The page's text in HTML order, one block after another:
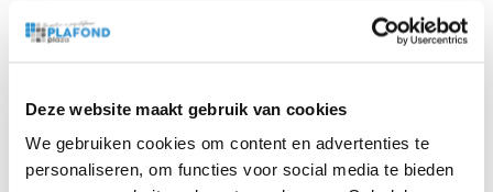
Deze website maakt gebruik van cookies
We gebruiken cookies om content en advertenties te
personaliseren, om functies voor social media te bieden
NCS S 2555-B20G.Deze plafondplaten zijn egaal gekleurd
en hebben een gladde oppervlaktestructuur met een